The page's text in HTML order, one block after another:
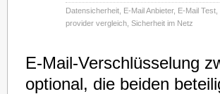
Datensicherheit E-Mail Anbieter, E-Mail Test
provider vergleich Sicherheit im Netz
E-Mail-Verschlüsselung
optional, die beiden